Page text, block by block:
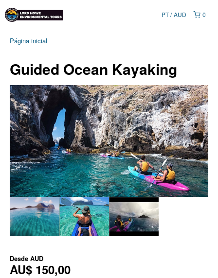
0
PT AUD
Página inicial
Guided Ocean Kayaking
Desde AUD
AU$ 150,00